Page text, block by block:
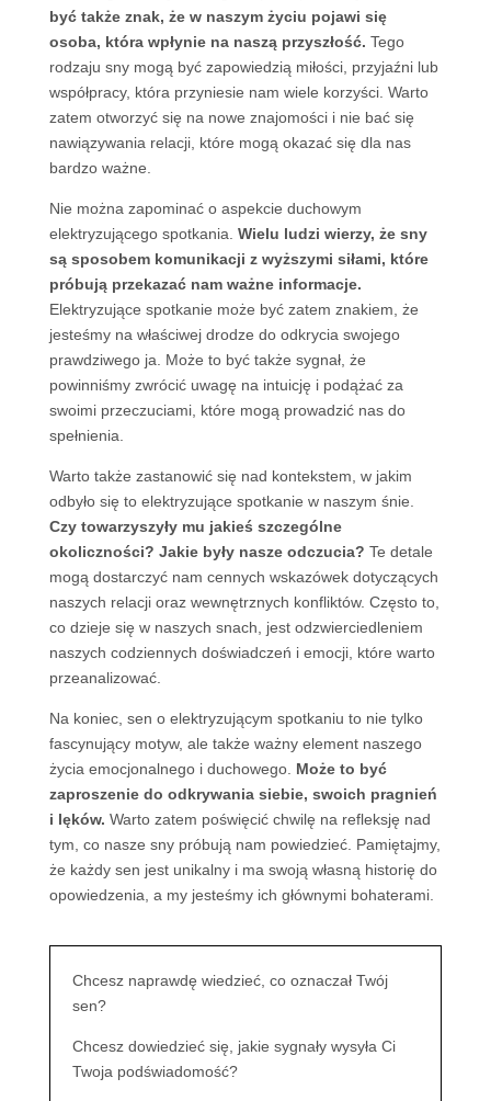
być także znak, że w naszym życiu pojawi się
osoba, która wpłynie na naszą przyszłość. Tego
rodzaju sny mogą być zapowiedzią miłości, przyjaźni lub
współpracy, która przyniesie nam wiele korzyści. Warto
zatem otworzyć się na nowe znajomości i nie bać się
nawiązywania relacji, które mogą okazać się dla nas
bardzo ważne.
Nie można zapominać o aspekcie duchowym
elektryzującego spotkania. Wielu ludzi wierzy, że sny
są sposobem komunikacji z wyższymi siłami, które
próbują przekazać nam ważne informacje.
Elektryzujące spotkanie może być zatem znakiem, że
jesteśmy na właściwej drodze do odkrycia swojego
prawdziwego ja. Może to być także sygnał, że
powinniśmy zwrócić uwagę na intuicję i podążać za
swoimi przeczuciami, które mogą prowadzić nas do
spełnienia.
Warto także zastanowić się nad kontekstem, w jakim
odbyło się to elektryzujące spotkanie w naszym śnie.
Czy towarzyszyły mu jakieś szczególne
okoliczności? Jakie były nasze odczucia? Te detale
mogą dostarczyć nam cennych wskazówek dotyczących
naszych relacji oraz wewnętrznych konfliktów. Często to,
co dzieje się w naszych snach, jest odzwierciedleniem
naszych codziennych doświadczeń i emocji, które warto
przeanalizować.
Na koniec, sen o elektryzującym spotkaniu to nie tylko
fascynujący motyw, ale także ważny element naszego
życia emocjonalnego i duchowego. Może to być
zaproszenie do odkrywania siebie, swoich pragnień
i lęków. Warto zatem poświęcić chwilę na refleksję nad
tym, co nasze sny próbują nam powiedzieć. Pamiętajmy,
że każdy sen jest unikalny i ma swoją własną historię do
opowiedzenia, a my jesteśmy ich głównymi bohaterami.
Chcesz naprawdę wiedzieć, co oznaczał Twój
sen?
Chcesz dowiedzieć się, jakie sygnały wysyła Ci
Twoja podświadomość?